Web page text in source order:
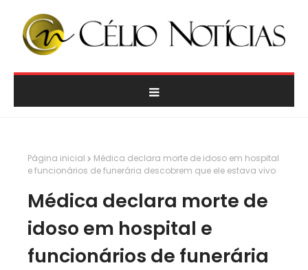
Página inicial
Médica declara morte de idoso em hospital
e funcionários de funerária descobrem que ele estava vivo
Médica declara morte de
idoso em hospital e
funcionários de funerária